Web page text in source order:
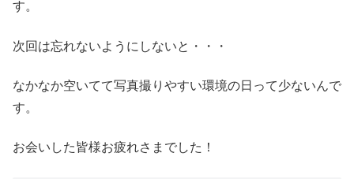
す。
次回は忘れないようにしないと・・・
なかなか空いてて写真撮りやすい環境の日って少ないんで
す。
お会いした皆様お疲れさまでした！